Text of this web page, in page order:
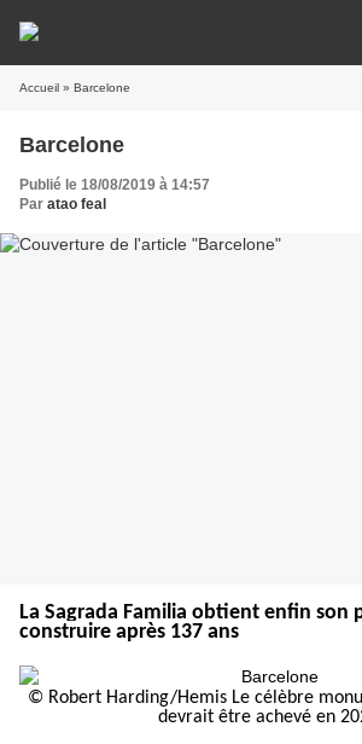
Accueil » Barcelone
Barcelone
Publié le 18/08/2019 à 14:57
Par atao feal
La Sagrada Familia obtient enfin son
construire après 137 ans
© Robert Harding/Hemis Le célèbre
devrait être achevé en